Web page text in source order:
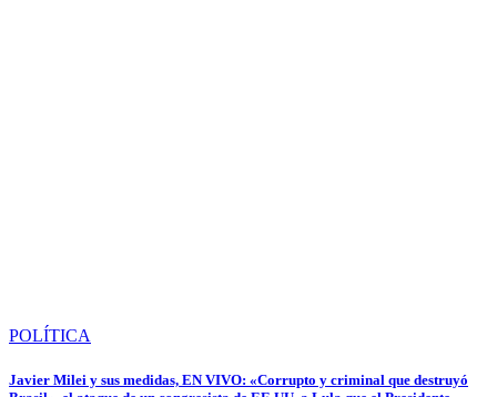
POLÍTICA
Javier Milei y sus medidas, EN VIVO: «Corrupto y criminal que destruyó